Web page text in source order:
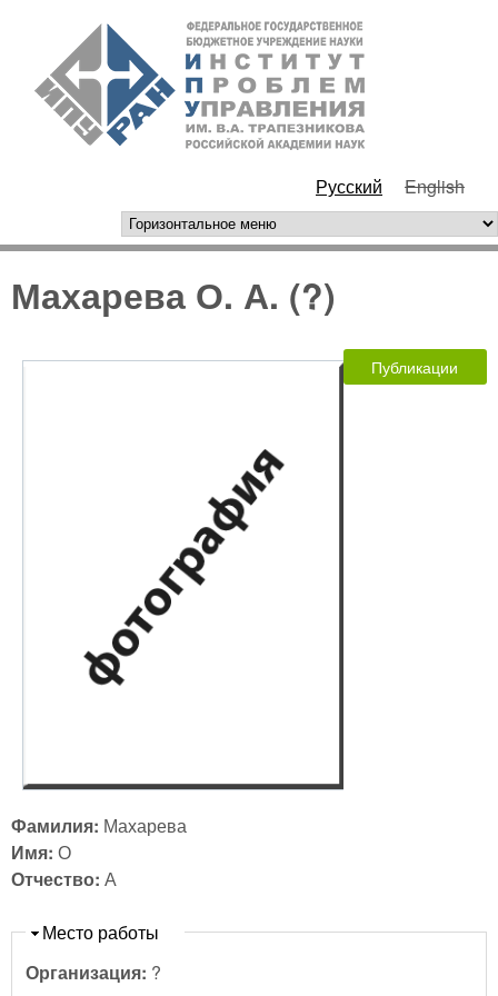
Перейти к основному
содержанию
РАН
Русский English
горизонтальное меню
Махарева О. А. (?)
Публикации
Фамилия: Махарева
Имя: О
Отчество: А
Скрыть
Место работы
Организация: ?